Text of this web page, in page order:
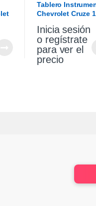
Tablero
Chevrolet Cruze
Inicia sesión
o regístrate
para ver el
precio